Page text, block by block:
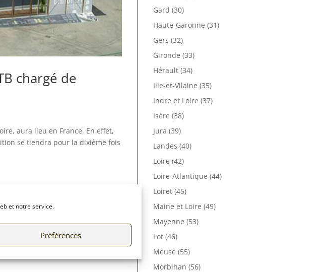
et notre service.
Préférences
chargé de
aura lieu en France. En effet,
se tiendra pour la dixième fois
Gard (30)
Haute-Garonne (31)
Gers (32)
Gironde (33)
Hérault (34)
Ille-et-Vilaine (35)
Indre et Loire (37)
Isère (38)
Jura (39)
Landes (40)
Loire (42)
Loire-Atlantique (44)
Loiret (45)
Maine et Loire (49)
Mayenne (53)
Lot (46)
Meuse (55)
Morbihan (56)